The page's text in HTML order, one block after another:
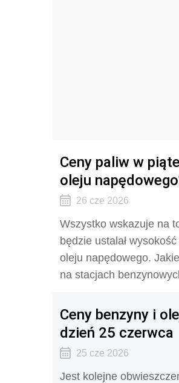
Ceny paliw w
oleju
26 cze 2026
Wszystko wskazuje na
będzie ustalał
oleju napędowego.
na stacjach
Ceny benzyny i
dzień 25 czerwca
25 cze 2026
Jest kolejne